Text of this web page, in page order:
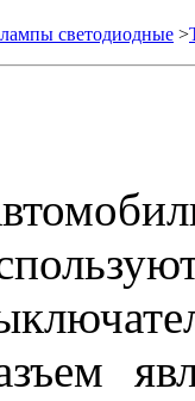
светодиодные >